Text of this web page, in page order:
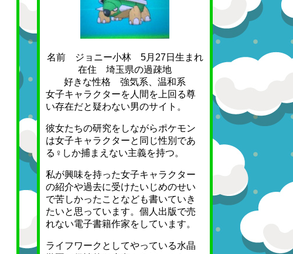
名前 ジョニー小林 5月27日生まれ
在住 埼玉県の過疎地
好きな性格 強気系、温和系
女子キャラクターを人間を上回る尊
い存在だと疑わない男のサイト。
彼女たちの研究をしながらポケモン
は女子キャラクターと同じ性別であ
る♀しか捕まえない主義を持つ。
私が興味を持った女子キャラクター
の紹介や過去に受けたいじめのせい
で苦しかったことなども書いていき
たいと思っています。個人出版で売
れない電子書籍作家をしています。
ライフワークとしてやっている水晶